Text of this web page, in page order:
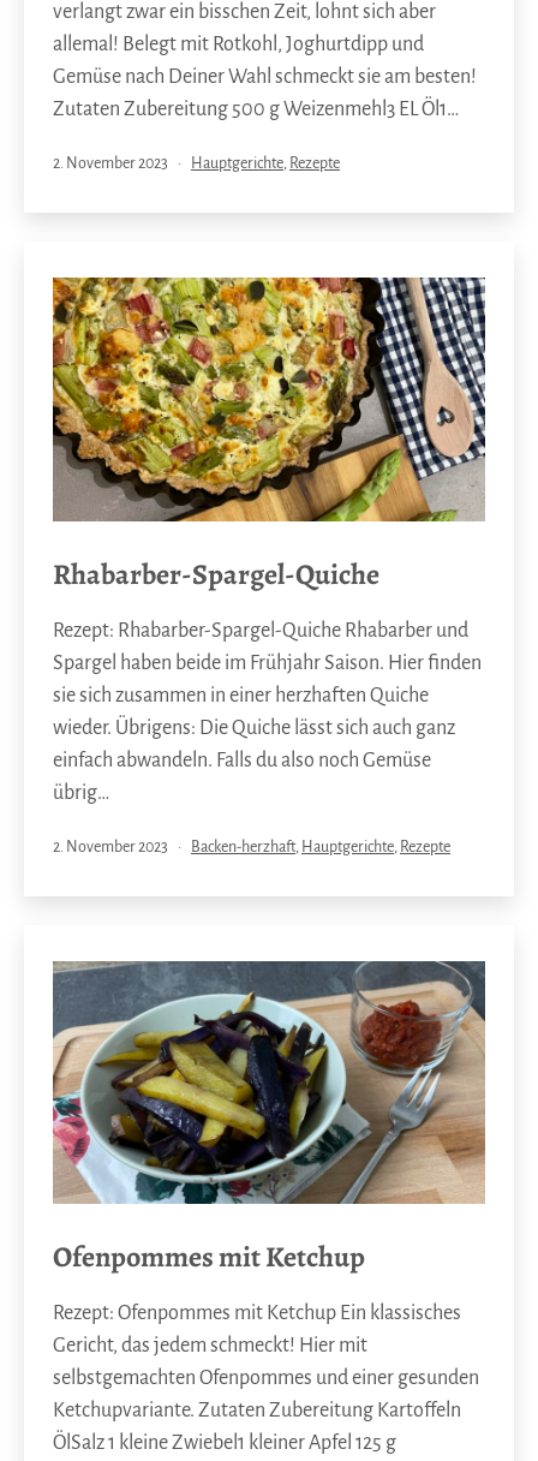
verlangt zwar ein bisschen Zeit, lohnt sich aber
allemal! Belegt mit Rotkohl, Joghurtdipp und
Gemüse nach Deiner Wahl schmeckt sie am besten!
Zutaten Zubereitung 500 g Weizenmehl3 EL Öl1…
Veröffentlicht
2. November 2023
Kategorisiert
Hauptgerichte, Rezepte
Rhabarber-Spargel-Quiche
Rezept: Rhabarber-Spargel-Quiche Rhabarber und
Spargel haben beide im Frühjahr Saison. Hier finden
sie sich zusammen in einer herzhaften Quiche
wieder. Übrigens: Die Quiche lässt sich auch ganz
einfach abwandeln. Falls du also noch Gemüse
übrig…
Veröffentlicht
2. November 2023
Kategorisiert
Backen-herzhaft, Hauptgerichte, Rezepte
Ofenpommes mit Ketchup
Rezept: Ofenpommes mit Ketchup Ein klassisches
Gericht, das jedem schmeckt! Hier mit
selbstgemachten Ofenpommes und einer gesunden
Ketchupvariante. Zutaten Zubereitung Kartoffeln
ÖlSalz 1 kleine Zwiebel1 kleiner Apfel 125 g